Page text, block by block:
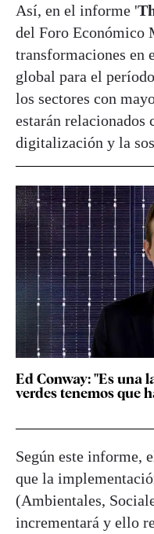
Así, en el informe '
del Foro Económico
transformaciones en
global para el
los sectores con
estarán relacionados
digitalización y la
Ed Conway: "Es una
verdes tenemos que
Según este informe,
que la
(Ambientales,
incrementará y ello